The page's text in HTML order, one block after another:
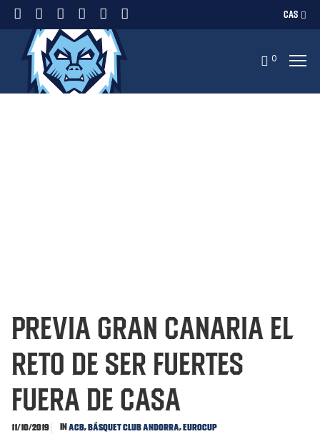
CAS
0
PREVIA GRAN CANARIA El
reto de ser fuertes
fuera de casa
11/10/2019 InACB,Básquet Club Andorra,EuroCup